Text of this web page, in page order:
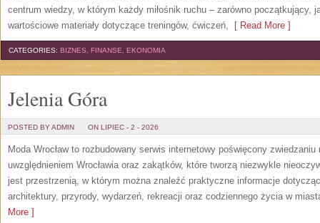
centrum wiedzy, w którym każdy miłośnik ruchu – zarówno początkujący,
wartościowe materiały dotyczące treningów, ćwiczeń, [ Read More ]
CATEGORIES: BIZNES, FINANSE, EKONOMIA
Jelenia Góra
POSTED BY ADMIN ON LIPIEC - 2 - 2026
Moda Wrocław to rozbudowany serwis internetowy poświęcony
uwzględnieniem Wrocławia oraz zakątków, które tworzą niezwykle
jest przestrzenią, w którym można znaleźć praktyczne informacje
architektury, przyrody, wydarzeń, rekreacji oraz codziennego życia w
More ]